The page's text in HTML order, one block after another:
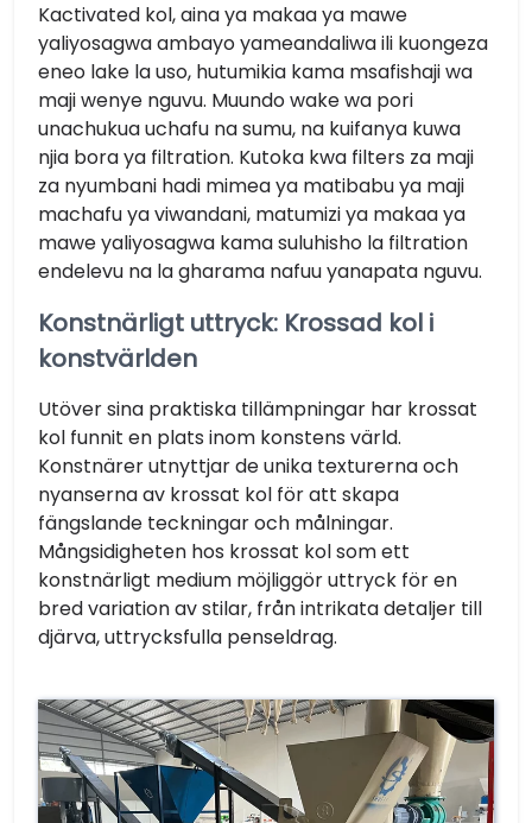
Kactivated kol, aina ya makaa ya mawe
yaliyosagwa ambayo yameandaliwa ili kuongeza
eneo lake la uso, hutumikia kama msafishaji wa
maji wenye nguvu. Muundo wake wa pori
unachukua uchafu na sumu, na kuifanya kuwa
njia bora ya filtration. Kutoka kwa filters za maji
za nyumbani hadi mimea ya matibabu ya maji
machafu ya viwandani, matumizi ya makaa ya
mawe yaliyosagwa kama suluhisho la filtration
endelevu na la gharama nafuu yanapata nguvu.
Konstnärligt uttryck: Krossad kol i
konstvärlden
Utöver sina praktiska tillämpningar har krossat
kol funnit en plats inom konstens värld.
Konstnärer utnyttjar de unika texturerna och
nyanserna av krossat kol för att skapa
fängslande teckningar och målningar.
Mångsidigheten hos krossat kol som ett
konstnärligt medium möjliggör uttryck för en
bred variation av stilar, från intrikata detaljer till
djärva, uttrycksfulla penseldrag.